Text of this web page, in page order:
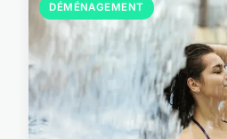
DÉMÉNAGEMENT